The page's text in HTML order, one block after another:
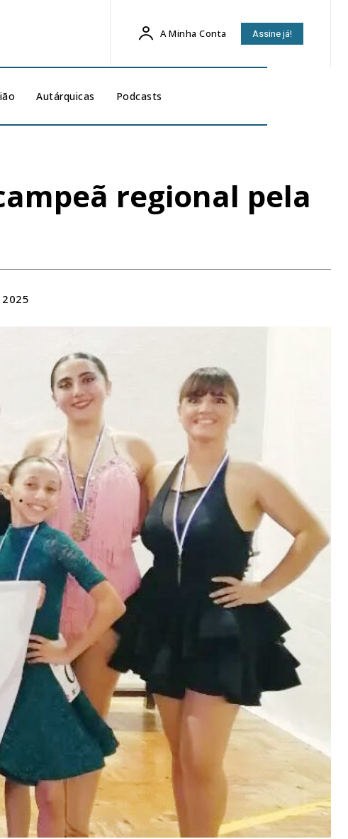
A Minha Conta Assine já!
Autárquicas Podcasts
regional pela